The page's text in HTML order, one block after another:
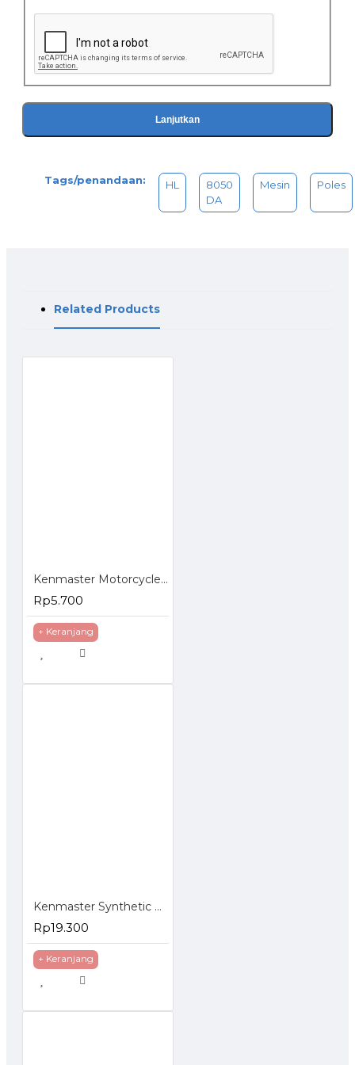
Lanjutkan
Tags/penandaan: HL
8050
DA
Mesin Poles
Related Products
Kenmaster Motorcycle Wash Sponge - Busa Pencuci Motor 2 Pcs
Rp5.700
+ Keranjang
Kenmaster Synthetic Cloth Plas Chamois Kanebo
Rp19.300
+ Keranjang